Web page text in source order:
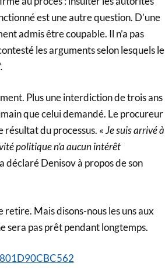
est une autre question. D’une
admis être coupable. Il n’a pas
les arguments selon lesquels le
Plus une interdiction de trois ans
que celui demandé. Le procureur
résultat du processus. «Je suis arrivé à
politique n’a aucun intérêt
déclaré Denisov à propos de son
retire. Mais disons-nous les uns aux
sera pas prêt pendant longtemps.